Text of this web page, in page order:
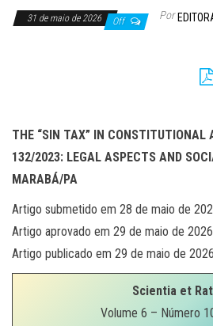
31 de maio de 2026 Off Por
THE “SIN TAX” IN CONSTITUTIONAL
132/2023: LEGAL ASPECTS AND
MARABÁ/PA
Artigo submetido em 28 de maio de
Artigo aprovado em 29 de maio de 2026
Artigo publicado em 29 de maio de 2026
Scientia et
Volume 6 – Número